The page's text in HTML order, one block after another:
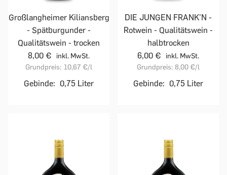
Großlangheimer Kiliansberg
- Spätburgunder -
Qualitätswein - trocken
8,00 €
inkl. MwSt.
Grundpreis: 10,67 €/l
Gebinde: 0,75 Liter
DIE JUNGEN FRANK'N -
Rotwein - Qualitätswein -
halbtrocken
6,00 €
inkl. MwSt.
Grundpreis: 8,00 €/l
Gebinde: 0,75 Liter